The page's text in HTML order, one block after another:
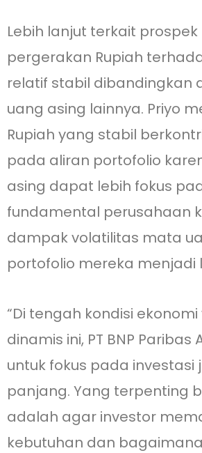
Lebih lanjut terkait
pergerakan Rupiah
relatif stabil dibandingkan
uang asing lainnya. Priyo
Rupiah yang stabil
pada aliran portofolio
asing dapat lebih fokus
fundamental perusahaan
dampak volatilitas mata
portofolio mereka menjadi
“Di tengah kondisi
dinamis ini, PT BNP Paribas
untuk fokus pada investasi
panjang. Yang terpenting
adalah agar investor
kebutuhan dan